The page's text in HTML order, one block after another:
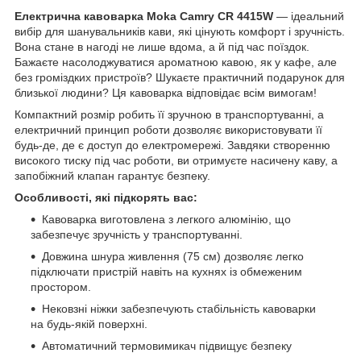
Електрична кавоварка Moka Camry CR 4415W — ідеальний
вибір для шанувальників кави, які цінують комфорт і зручність.
Вона стане в нагоді не лише вдома, а й під час поїздок.
Бажаєте насолоджуватися ароматною кавою, як у кафе, але
без громіздких пристроїв? Шукаєте практичний подарунок для
близької людини? Ця кавоварка відповідає всім вимогам!
Компактний розмір робить її зручною в транспортуванні, а
електричний принцип роботи дозволяє використовувати її
будь-де, де є доступ до електромережі. Завдяки створенню
високого тиску під час роботи, ви отримуєте насичену каву, а
запобіжний клапан гарантує безпеку.
Особливості, які підкорять вас:
Кавоварка виготовлена з легкого алюмінію, що
забезпечує зручність у транспортуванні.
Довжина шнура живлення (75 см) дозволяє легко
підключати пристрій навіть на кухнях із обмеженим
простором.
Нековзні ніжки забезпечують стабільність кавоварки
на будь-якій поверхні.
Автоматичний термовимикач підвищує безпеку